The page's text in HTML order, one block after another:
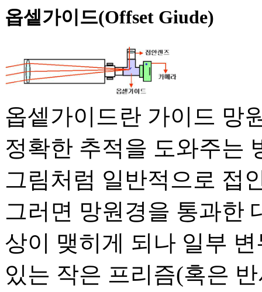
옵셑가이드(Offset Giude)
옵셑가이드란 가이드 망
정확한 추적을 도와주는
그림처럼 일반적으로 접
그러면 망원경을 통과한
상이 맺히게 되나 일부
있는 작은 프리즘(혹은